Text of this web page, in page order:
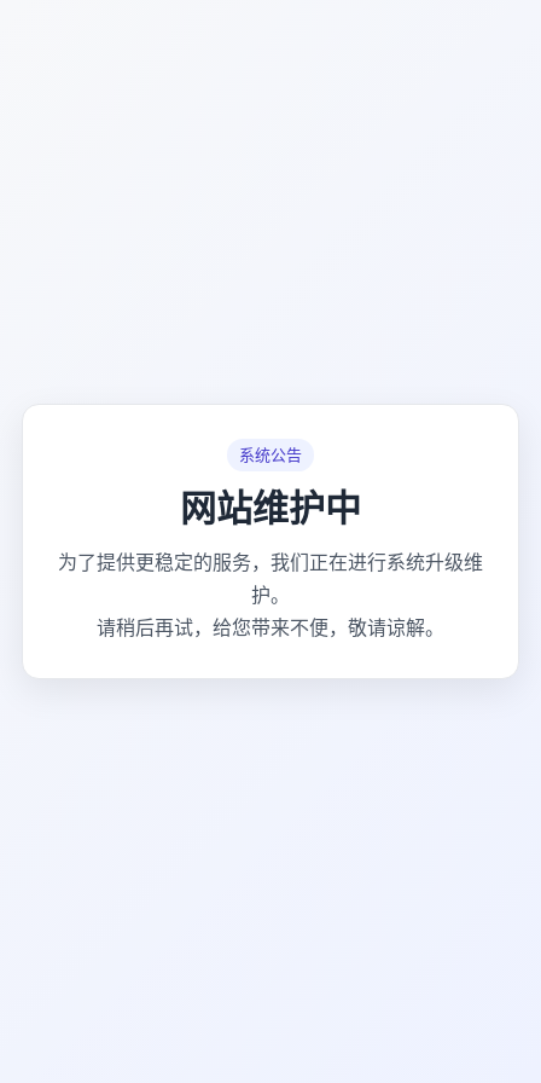
系统公告
网站维护中
为了提供更稳定的服务，我们正在进行系统升级维
护。
请稍后再试，给您带来不便，敬请谅解。